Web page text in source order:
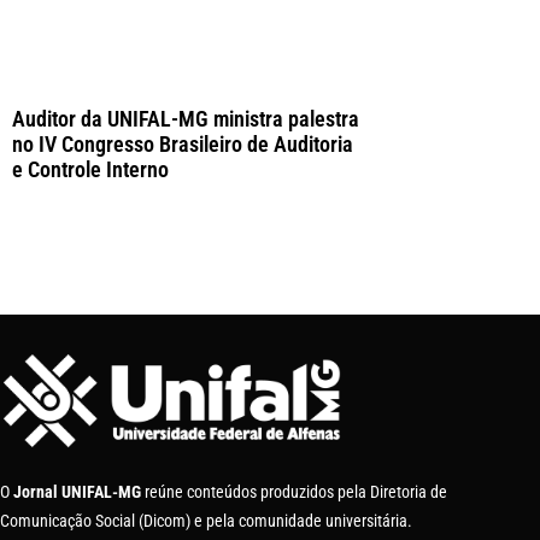
Auditor da UNIFAL-MG ministra palestra
no IV Congresso Brasileiro de Auditoria
e Controle Interno
OJornal UNIFAL-MG reúne conteúdos produzidos pela Diretoria de
Comunicação Social (Dicom) e pela comunidade universitária.